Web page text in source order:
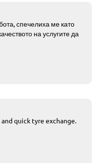
спечелиха ме като
на услугите да
quick tyre exchange.